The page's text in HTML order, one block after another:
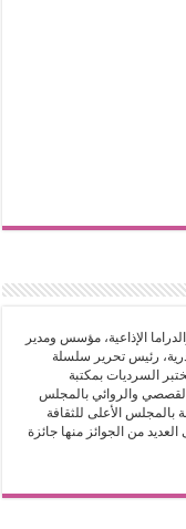
الإذاعية، مؤسس ومدير
رئيس تحرير سلسلة
السرديات بمكتبة
والروائي بالمجلس
بالمجلس الأعلى للثقافة
على العديد من الجوائز منها جائزة